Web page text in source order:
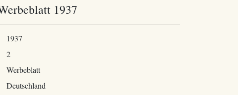
1937
1937
2
Werbeblatt
Deutschland